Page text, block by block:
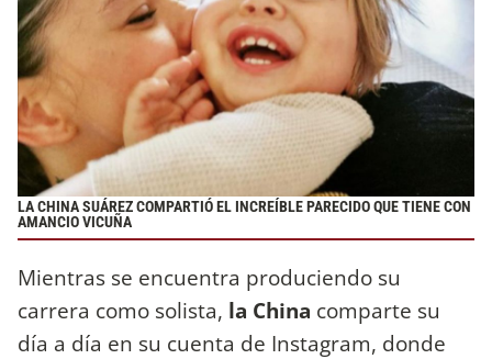
LA CHINA SUÁREZ COMPARTIÓ EL INCREÍBLE PARECIDO QUE TIENE CON
AMANCIO VICUÑA
Mientras se encuentra produciendo su
carrera como solista, la China comparte su
día a día en su cuenta de Instagram, donde